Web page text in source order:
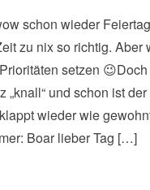
schon wieder
zu nix so richtig. Aber
setzen
„knall“ und schon ist
wieder wie
Boar lieber Tag […]